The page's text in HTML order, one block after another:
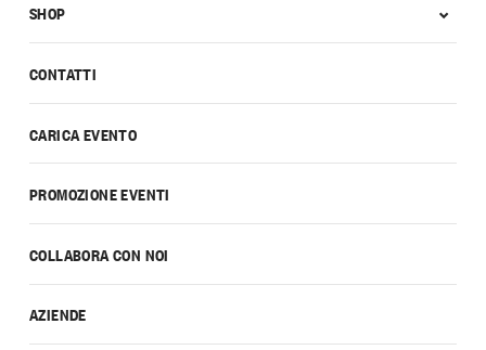
CONTATTI
CARICA EVENTO
PROMOZIONE EVENTI
COLLABORA CON NOI
AZIENDE
SHOP